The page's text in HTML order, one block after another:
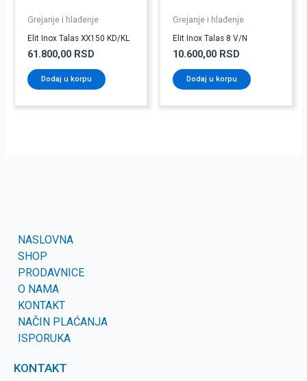
Grejanje i hlađenje
Elit Inox Talas XX150 KD/KL
61.800,00 RSD
Dodaj u korpu
Grejanje i hlađenje
Elit Inox Talas 8 V/N
10.600,00 RSD
Dodaj u korpu
NASLOVNA
SHOP
PRODAVNICE
O NAMA
KONTAKT
NAČIN PLAĆANJA
ISPORUKA
KONTAKT